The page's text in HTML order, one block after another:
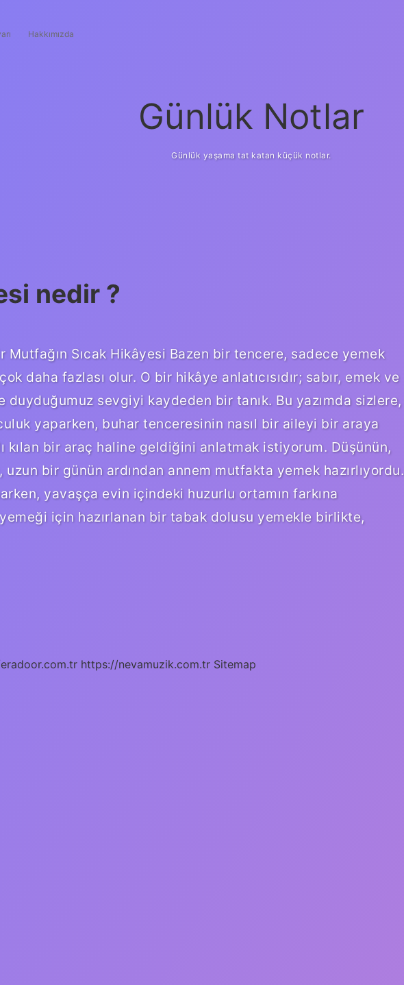
Hakkımızda
Günlük Notlar
Günlük yaşama tat katan küçük notlar.
nedir ?
Mutfağın Sıcak Hikâyesi Bazen bir tencere, sadece yemek
daha fazlası olur. O bir hikâye anlatıcısıdır; sabır, emek ve
sevgiyi kaydeden bir tanık. Bu yazımda sizlere,
yaparken, buhar tenceresinin nasıl bir aileyi bir araya
kılan bir araç haline geldiğini anlatmak istiyorum. Düşünün,
uzun bir günün ardından annem mutfakta yemek hazırlıyordu.
yavaşça evin içindeki huzurlu ortamın farkına
için hazırlanan bir tabak dolusu yemekle birlikte,
https://nevamuzik.com.tr Sitemap